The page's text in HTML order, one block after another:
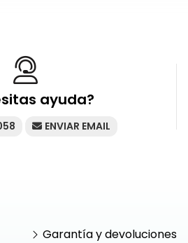
ayuda?
ENVIAR EMAIL
Garantía y devoluciones